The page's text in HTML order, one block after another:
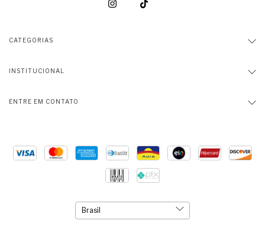
CATEGORIAS
INSTITUCIONAL
ENTRE EM CONTATO